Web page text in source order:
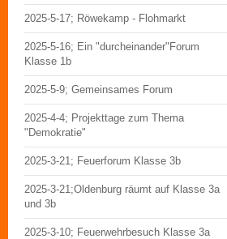
2025-5-17; Röwekamp - Flohmarkt
2025-5-16; Ein "durcheinander"Forum
Klasse 1b
2025-5-9; Gemeinsames Forum
2025-4-4; Projekttage zum Thema
"Demokratie"
2025-3-21; Feuerforum Klasse 3b
2025-3-21;Oldenburg räumt auf Klasse 3a
und 3b
2025-3-10; Feuerwehrbesuch Klasse 3a